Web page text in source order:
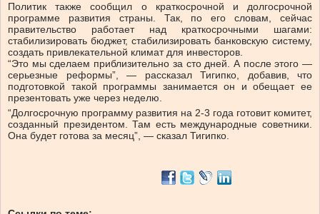
Политик также сообщил о краткосрочной и долгосрочной
программе развития страны. Так, по его словам, сейчас
правительство работает над краткосрочными шагами:
стабилизировать бюджет, стабилизировать банковскую систему,
создать привлекательной климат для инвесторов.
“Это мы сделаем приблизительно за сто дней. А после этого —
серьезные реформы”, — рассказал Тигипко, добавив, что
подготовкой такой программы занимается он и обещает ее
презентовать уже через неделю.
“Долгосрочную программу развития на 2-3 года готовит комитет,
созданный президентом. Там есть международные советники.
Она будет готова за месяц”, — сказал Тигипко.